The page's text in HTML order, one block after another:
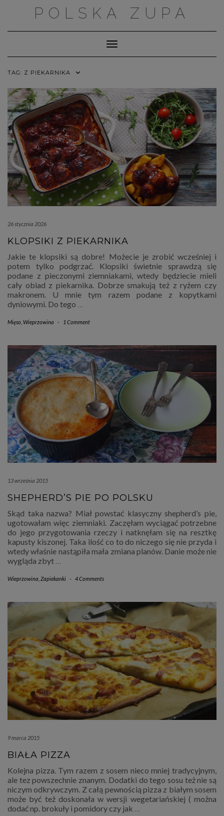
POLSKA ZUPA
Toggle Navigation
TAG: Z PIEKARNIKA
26 stycznia 2026
KLOPSIKI Z PIEKARNIKA
Jakie te klopsiki są dobre! Możecie je zrobić wcześniej i
potem tylko podgrzać. Klopsiki świetnie sprawdzą się
podane z pieczonymi ziemniakami, wtedy będziecie mieli
cały obiad z piekarnika. Dobrze smakują też z ryżem czy
makronem. U mnie tym razem podane z kopytkami
dyniowymi. Do tego
Mięso Wieprzowina - 1 Comment
13 września 2015
SHEPHERD’S PIE PO POLSKU
Skąd taka nazwa? Miał powstać klasyczny shepherd’s pie,
ugotowałam więc ziemniaki. Zaczęłam wyciągać potrzebne
do jego przygotowania rzeczy i natknęłam się na resztkę
kapusty kiszonej. Taka ilość co to do niczego się nie przyda i
wtedy właśnie nastąpiła mała zmiana planów. Danie może nie
wygląda zbyt …
Wieprzowina Zapiekanki - 4 Comments
9 marca 2015
BIAŁA PIZZA
Kolejna pizza. Tym razem z sosem nieco mniej tradycyjnym,
ale tez powszechnie znanym. Dodatki do tego sosu też nie są
niczym odkrywczym. Z całą pewnością pizza z białym sosem
może być też doskonała w wersji wegetariańskiej ( można
dodać np. brokuły i pomidory czy jak …